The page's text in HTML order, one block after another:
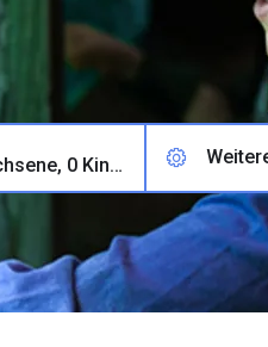
2 Erwachsene, 0 Kinder, 0 Haustiere